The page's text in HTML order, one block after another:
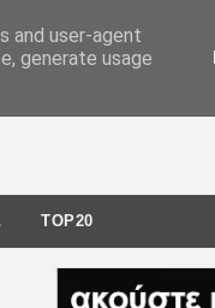
TOP20
and user-agent
generate usage